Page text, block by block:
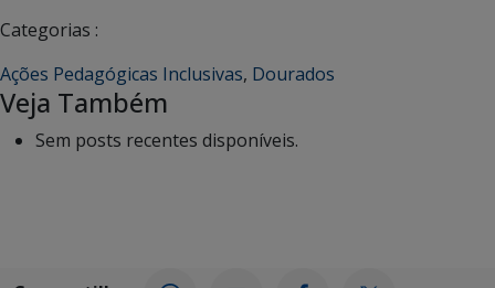
Categorias :
Ações Pedagógicas Inclusivas, Dourados
Veja Também
Sem posts recentes disponíveis.